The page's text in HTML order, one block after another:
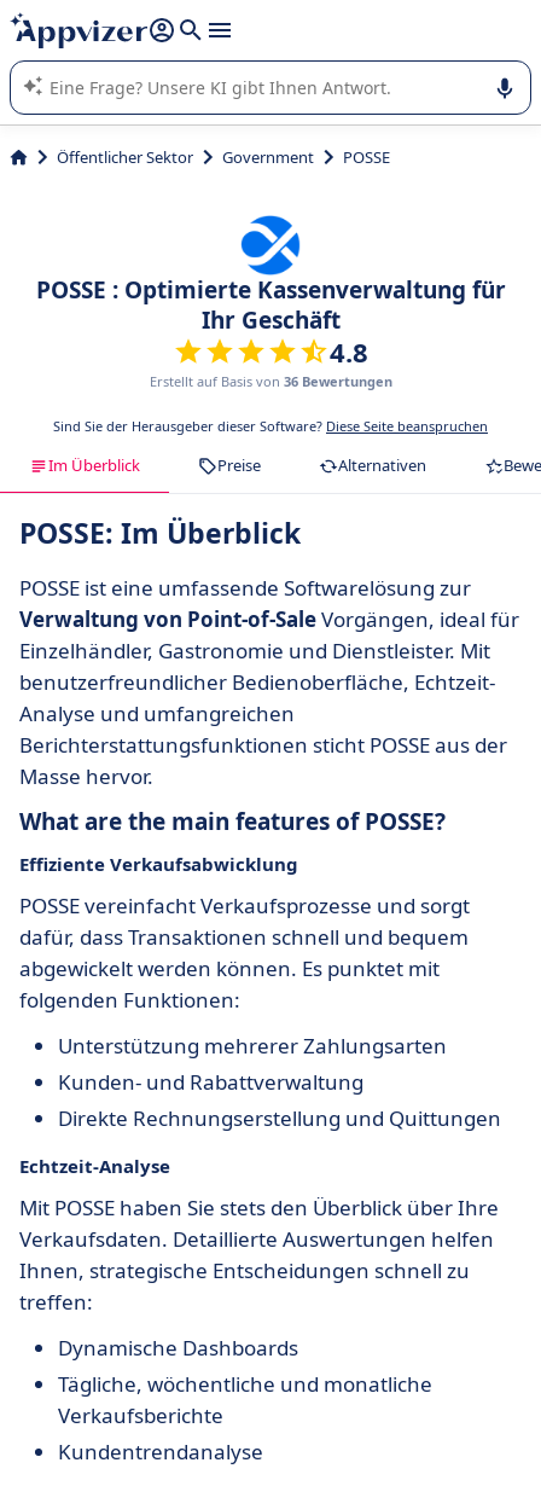
beantworten (mehrere Zeilen mit
Die KI von Appvizer führt Sie bei der Nutzung oder Auswahl
von SaaS-Software in Unternehmen.
Öffentlicher Sektor Government POSSE
POSSE : Optimierte Kassenverwaltung für
Ihr Geschäft
4.8
Erstellt auf Basis von 36 Bewertungen
Sind Sie der Herausgeber dieser Software? Diese Seite beanspruchen
Im Überblick Preise Alternativen
POSSE: Im Überblick
POSSE ist eine umfassende Softwarelösung zur
Verwaltung von Point-of-SaleVorgängen, ideal für
Einzelhändler, Gastronomie und Dienstleister. Mit
benutzerfreundlicher Bedienoberfläche, Echtzeit-
Analyse und umfangreichen
Berichterstattungsfunktionen sticht POSSE aus der
Masse hervor.
What are the main features of POSSE?
Effiziente Verkaufsabwicklung
POSSE vereinfacht Verkaufsprozesse und sorgt
dafür, dass Transaktionen schnell und bequem
abgewickelt werden können. Es punktet mit
folgenden Funktionen:
Unterstützung mehrerer Zahlungsarten
Kunden- und Rabattverwaltung
Direkte Rechnungserstellung und Quittungen
Echtzeit-Analyse
Mit POSSE haben Sie stets den Überblick über Ihre
Verkaufsdaten. Detaillierte Auswertungen helfen
Ihnen, strategische Entscheidungen schnell zu
treffen:
Dynamische Dashboards
Tägliche, wöchentliche und monatliche
Verkaufsberichte
Kundentrendanalyse